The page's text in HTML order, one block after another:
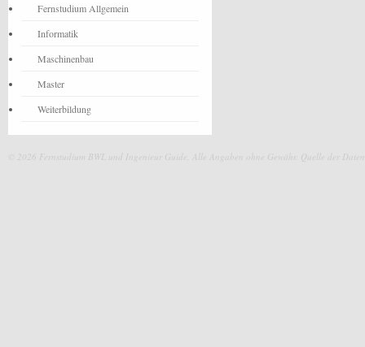
Fernstudium Allgemein
Informatik
Maschinenbau
Master
Weiterbildung
© 2026 Fernstudium BWL und Ingenieur Guide. Alle Angaben ohne Gewähr. Quelle der